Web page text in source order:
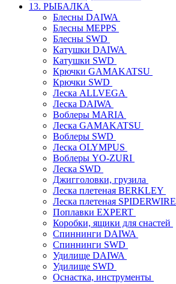
13. РЫБАЛКА
Блесны DAIWA
Блесны MEPPS
Блесны SWD
Катушки DAIWA
Катушки SWD
Крючки GAMAKATSU
Крючки SWD
Леска ALLVEGA
Леска DAIWA
Воблеры MARIA
Леска GAMAKATSU
Воблеры SWD
Леска OLYMPUS
Воблеры YO-ZURI
Леска SWD
Джигголовки, грузила
Леска плетеная BERKLEY
Леска плетеная SPIDERWIRE
Поплавки EXPERT
Коробки, ящики для снастей
Спиннинги DAIWA
Спиннинги SWD
Удилище DAIWA
Удилище SWD
Оснастка, инструменты